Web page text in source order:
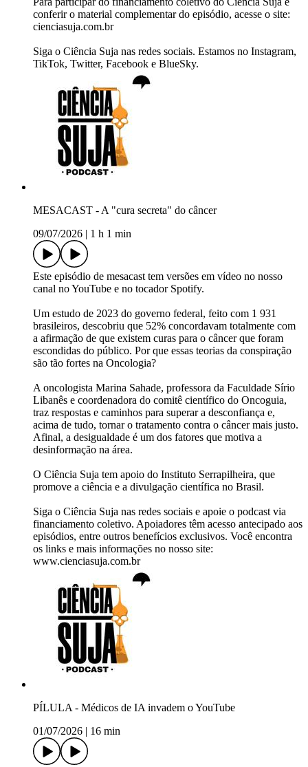
conferir o material complementar do episódio, acesse o site:
cienciasuja.com.br
Siga o Ciência Suja nas redes sociais. Estamos no Instagram,
TikTok, Twitter, Facebook e BlueSky.
MESACAST - A "cura secreta" do câncer
09/07/2026
1 h 1 min
Este episódio de mesacast tem versões em vídeo no nosso
canal no YouTube e no tocador Spotify.
Um estudo de 2023 do governo federal, feito com 1 931
brasileiros, descobriu que 52% concordavam totalmente com
a afirmação de que existem curas para o câncer que foram
escondidas do público. Por que essas teorias da conspiração
são tão fortes na Oncologia?
A oncologista Marina Sahade, professora da Faculdade Sírio
Libanês e coordenadora do comitê científico do Oncoguia,
traz respostas e caminhos para superar a desconfiança e,
acima de tudo, tornar o tratamento contra o câncer mais justo.
Afinal, a desigualdade é um dos fatores que motiva a
desinformação na área.
O Ciência Suja tem apoio do Instituto Serrapilheira, que
promove a ciência e a divulgação científica no Brasil.
Siga o Ciência Suja nas redes sociais e apoie o podcast via
financiamento coletivo. Apoiadores têm acesso antecipado aos
episódios, entre outros benefícios exclusivos. Você encontra
os links e mais informações no nosso site:
www.cienciasuja.com.br
PÍLULA - Médicos de IA invadem o YouTube
01/07/2026
16 min